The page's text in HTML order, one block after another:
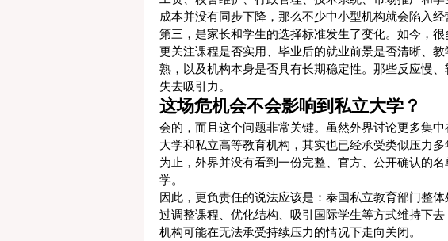
成本并没有同步下降，那么不少中小型机构就会陷入经
第三，是家长和学生的选择标准发生了变化。如今，
更关注课程是否实用、毕业后的就业前景是否清晰、
熟，以及机构本身是否具有长期稳定性。那些反应慢
失去吸引力。
这场危机会不会影响到私立大学？
会的，而且这个问题非常关键。虽然外界讨论更多集
大学和私立高等教育机构，其实也已经承受类似压力
为止，外界并没有看到一份完整、官方、公开确认的
学。
因此，更负责任的说法应该是：泰国私立教育部门整
过调整课程、优化结构、吸引国际学生等方式维持下
机构可能在无法承受持续压力的情况下走向关闭。